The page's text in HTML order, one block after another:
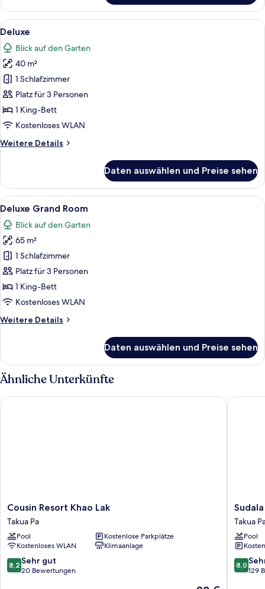
Poolblick
Alle
Fotos
für
Deluxe
anzeigen
Ein Schlafzimmer mit einer
6
Deluxe
Blick auf den Garten
40 m²
1 Schlafzimmer
Platz für 3 Personen
1 King-Bett
Kostenloses WLAN
Weitere Details
Weitere
Daten auswählen und Preise sehen
Alle
Fotos
für
Deluxe
Grand
Room
anzeigen
Ein Schlafzimmer mit Bett,
1
Deluxe Grand Room
Blick auf den Garten
65 m²
1 Schlafzimmer
Platz für 3 Personen
1 King-Bett
Kostenloses WLAN
Weitere Details
Weitere
Grand
Room
Daten auswählen und Preise sehen
Ähnliche Unterkünfte
Cousin
Resort
Khao
Lak
Takua
Pa
Cousin Resort Khao Lak
Takua Pa
Pool
Kostenlose Parkplätze
Kostenloses WLAN
Klimaanlage
8.2
von
8,2 Sehr gut
20 Bewertungen
Cousin Resort Khao Lak
Sudala
Beach
Resort
Takua
Pa
Takua
Pool
8.0
von
8,0
129
Sudala